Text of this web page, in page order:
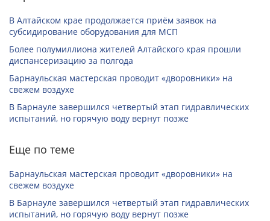
В Алтайском крае продолжается приём заявок на
субсидирование оборудования для МСП
Более полумиллиона жителей Алтайского края прошли
диспансеризацию за полгода
Барнаульская мастерская проводит «дворовники» на
свежем воздухе
В Барнауле завершился четвертый этап гидравлических
испытаний, но горячую воду вернут позже
Еще по теме
Барнаульская мастерская проводит «дворовники» на
свежем воздухе
В Барнауле завершился четвертый этап гидравлических
испытаний, но горячую воду вернут позже